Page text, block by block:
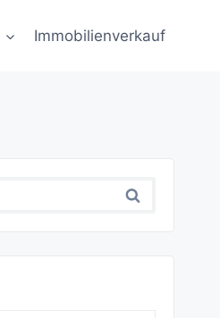
Immobilienverkauf